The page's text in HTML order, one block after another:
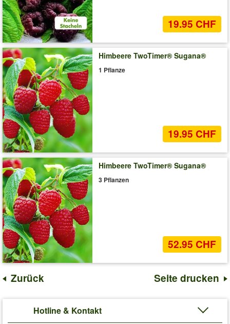
19.95 CHF
Himbeere TwoTimer® Sugana®
1 Pflanze
19.95 CHF
Himbeere TwoTimer® Sugana®
3 Pflanzen
52.95 CHF
Zurück Seite drucken
Hotline & Kontakt